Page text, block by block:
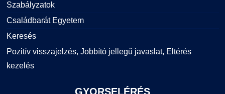
Szabályzatok
Családbarát Egyetem
Keresés
Pozitív visszajelzés, Jobbító jellegű javaslat, Eltérés
kezelés
GYORSELÉRÉS